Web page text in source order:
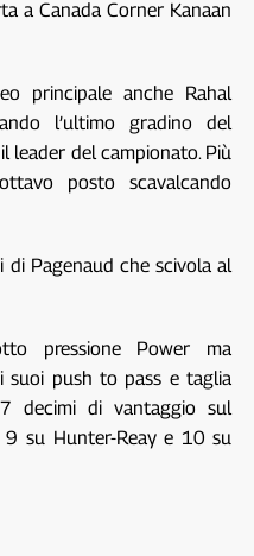
a Canada Corner Kanaan
principale anche Rahal
l’ultimo gradino del
leader del campionato. Più
posto scavalcando
di Pagenaud che scivola al
pressione Power ma
suoi push to pass e taglia
decimi di vantaggio sul
9 su Hunter-Reay e 10 su